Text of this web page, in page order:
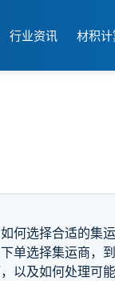
行业资讯 材积
选择合适的集运
单选择集运商，
及如何处理可能